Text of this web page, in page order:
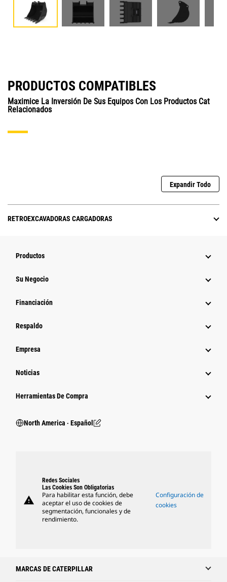
PRODUCTOS COMPATIBLES
Maximice La Inversión De Sus Equipos Con Los Productos Cat
Relacionados
Expandir Todo
RETROEXCAVADORAS CARGADORAS
Productos
Su Negocio
Financiación
Respaldo
Empresa
Noticias
Herramientas De Compra
North America ‧ Español
warning
Redes Sociales
Las Cookies Son Obligatorias
Para habilitar esta función, debe
aceptar el uso de cookies de
segmentación, funcionales y de
rendimiento.
Configuración de
cookies
MARCAS DE CATERPILLAR